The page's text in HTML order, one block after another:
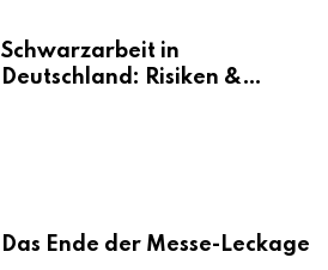
Schwarzarbeit in
Deutschland: Risiken &
Das Ende der Messe-Leckage